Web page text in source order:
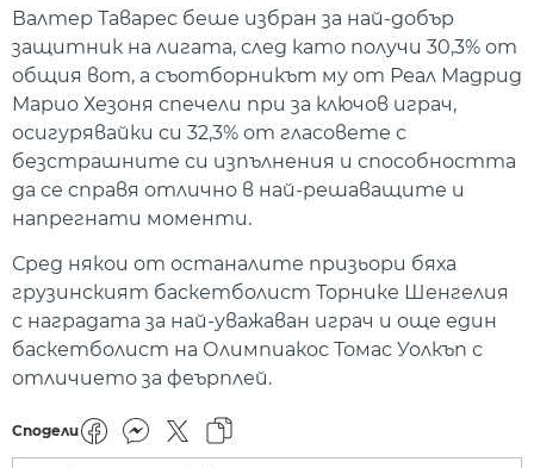
Валтер Таварес беше избран за най-добър
защитник на лигата, след като получи 30,3% от
общия вот, а съотборникът му от Реал Мадрид
Марио Хезоня спечели при за ключов играч,
осигурявайки си 32,3% от гласовете с
безстрашните си изпълнения и способността
да се справя отлично в най-решаващите и
напрегнати моменти.
Сред някои от останалите призьори бяха
грузинският баскетболист Торнике Шенгелия
с наградата за най-уважаван играч и още един
баскетболист на Олимпиакос Томас Уолкъп с
отличието за феърплей.
Сподели